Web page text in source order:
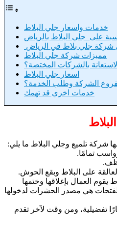
خدمات واسعار جلي البلاط
على جلي البلاط بالرياض
شركة جلي بلاط في الرياض
مميزات شركة جلي البلاط
بالشركات المختصة؟
اسعار جلي البلاط
الشركة وطلب الخدمة؟
خدمات اخري قد تهمك
شركة تلميع وجلي البلاط ما يلي:
تمامًا.
العالقة على البلاط وبقع الحوش.
يقوم العمال بإغلاقها وختمها
هي مصدر الحشرات لدخولها
تفضيلية، ومن وقت لآخر تقدم